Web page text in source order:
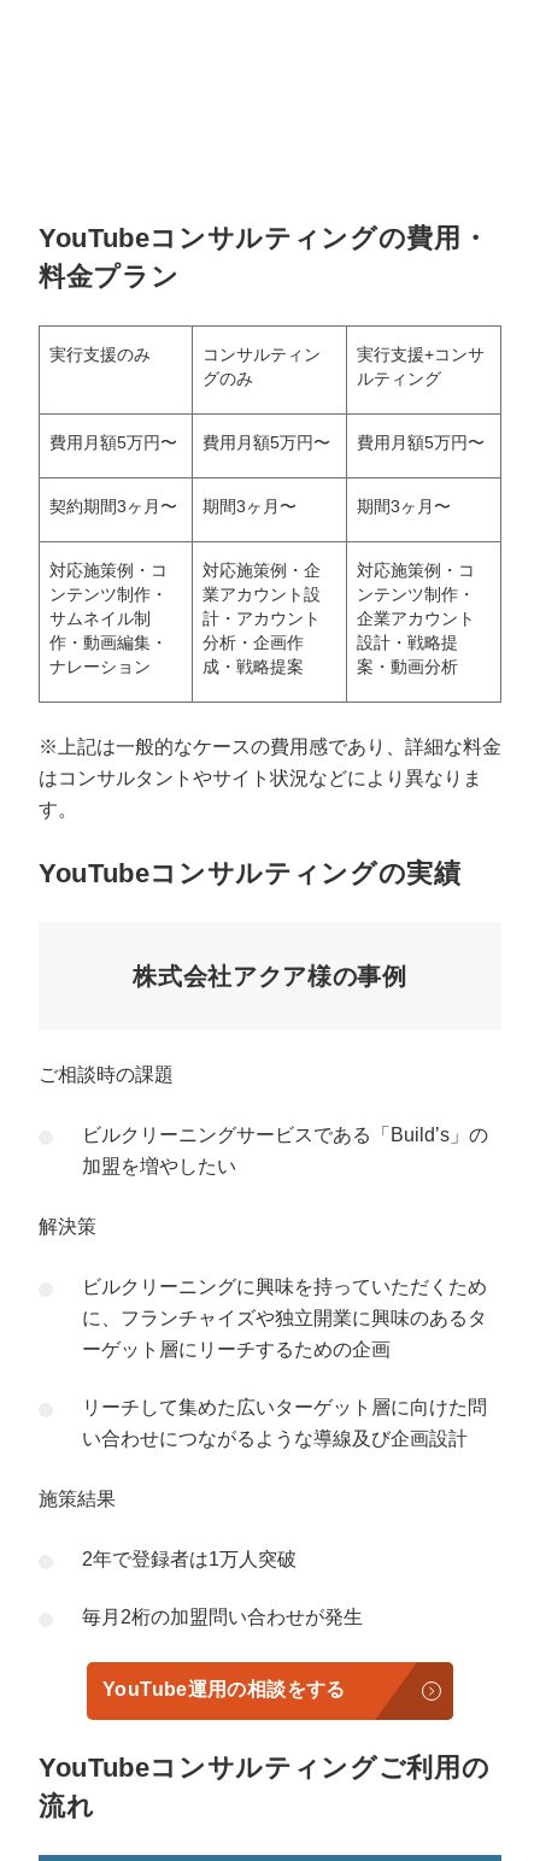
YouTubeコンサルティングの費用・
料金プラン
実行支援のみ
コンサルティン
グのみ
実行支援+コンサ
ルティング
費用月額5万円〜 費用月額5万円〜 費用月額5万円〜
契約期間3ヶ月〜 期間3ヶ月〜 期間3ヶ月〜
対応施策例・コ
ンテンツ制作・
サムネイル制
作・動画編集・
ナレーション
対応施策例・企
業アカウント設
計・アカウント
分析・企画作
成・戦略提案
対応施策例・コ
ンテンツ制作・
企業アカウント
設計・戦略提
案・動画分析
※上記は一般的なケースの費用感であり、詳細な料金
はコンサルタントやサイト状況などにより異なりま
す。
YouTubeコンサルティングの実績
株式会社アクア様の事例
ご相談時の課題
ビルクリーニングサービスである「Build’s」の
加盟を増やしたい
解決策
ビルクリーニングに興味を持っていただくため
に、フランチャイズや独立開業に興味のあるタ
ーゲット層にリーチするための企画
リーチして集めた広いターゲット層に向けた問
い合わせにつながるような導線及び企画設計
施策結果
2年で登録者は1万人突破
毎月2桁の加盟問い合わせが発生
YouTube運用の相談をする
YouTubeコンサルティングご利用の
流れ